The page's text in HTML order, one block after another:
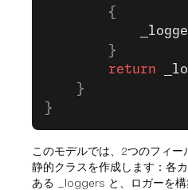
        {
        }
        return
    }
}
このモデルでは、2つのフィ
静的クラスを作成します：各
ある _loggers と、ロガーを